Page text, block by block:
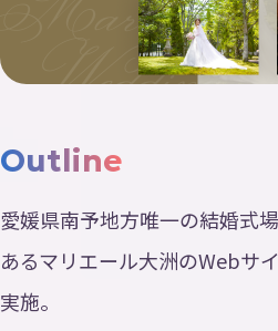
Outline
愛媛県南予地方唯一の結婚式
あるマリエール大洲のWebサ
実施。